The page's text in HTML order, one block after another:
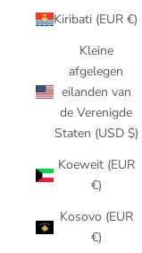
Kiribati (EUR €)
Kleine
afgelegen
eilanden van
de Verenigde
Staten (USD $)
Koeweit (EUR
€)
Kosovo (EUR
€)